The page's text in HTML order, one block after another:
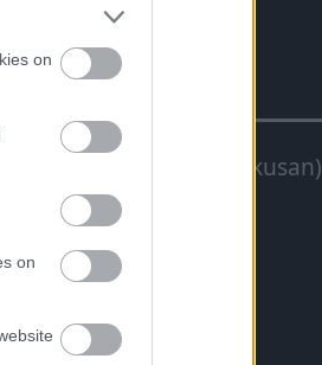
on
on
20-40% (+30-80 LE tipikusan)
kevesebb váltás
liter/100 km)
reakció
is erős motor